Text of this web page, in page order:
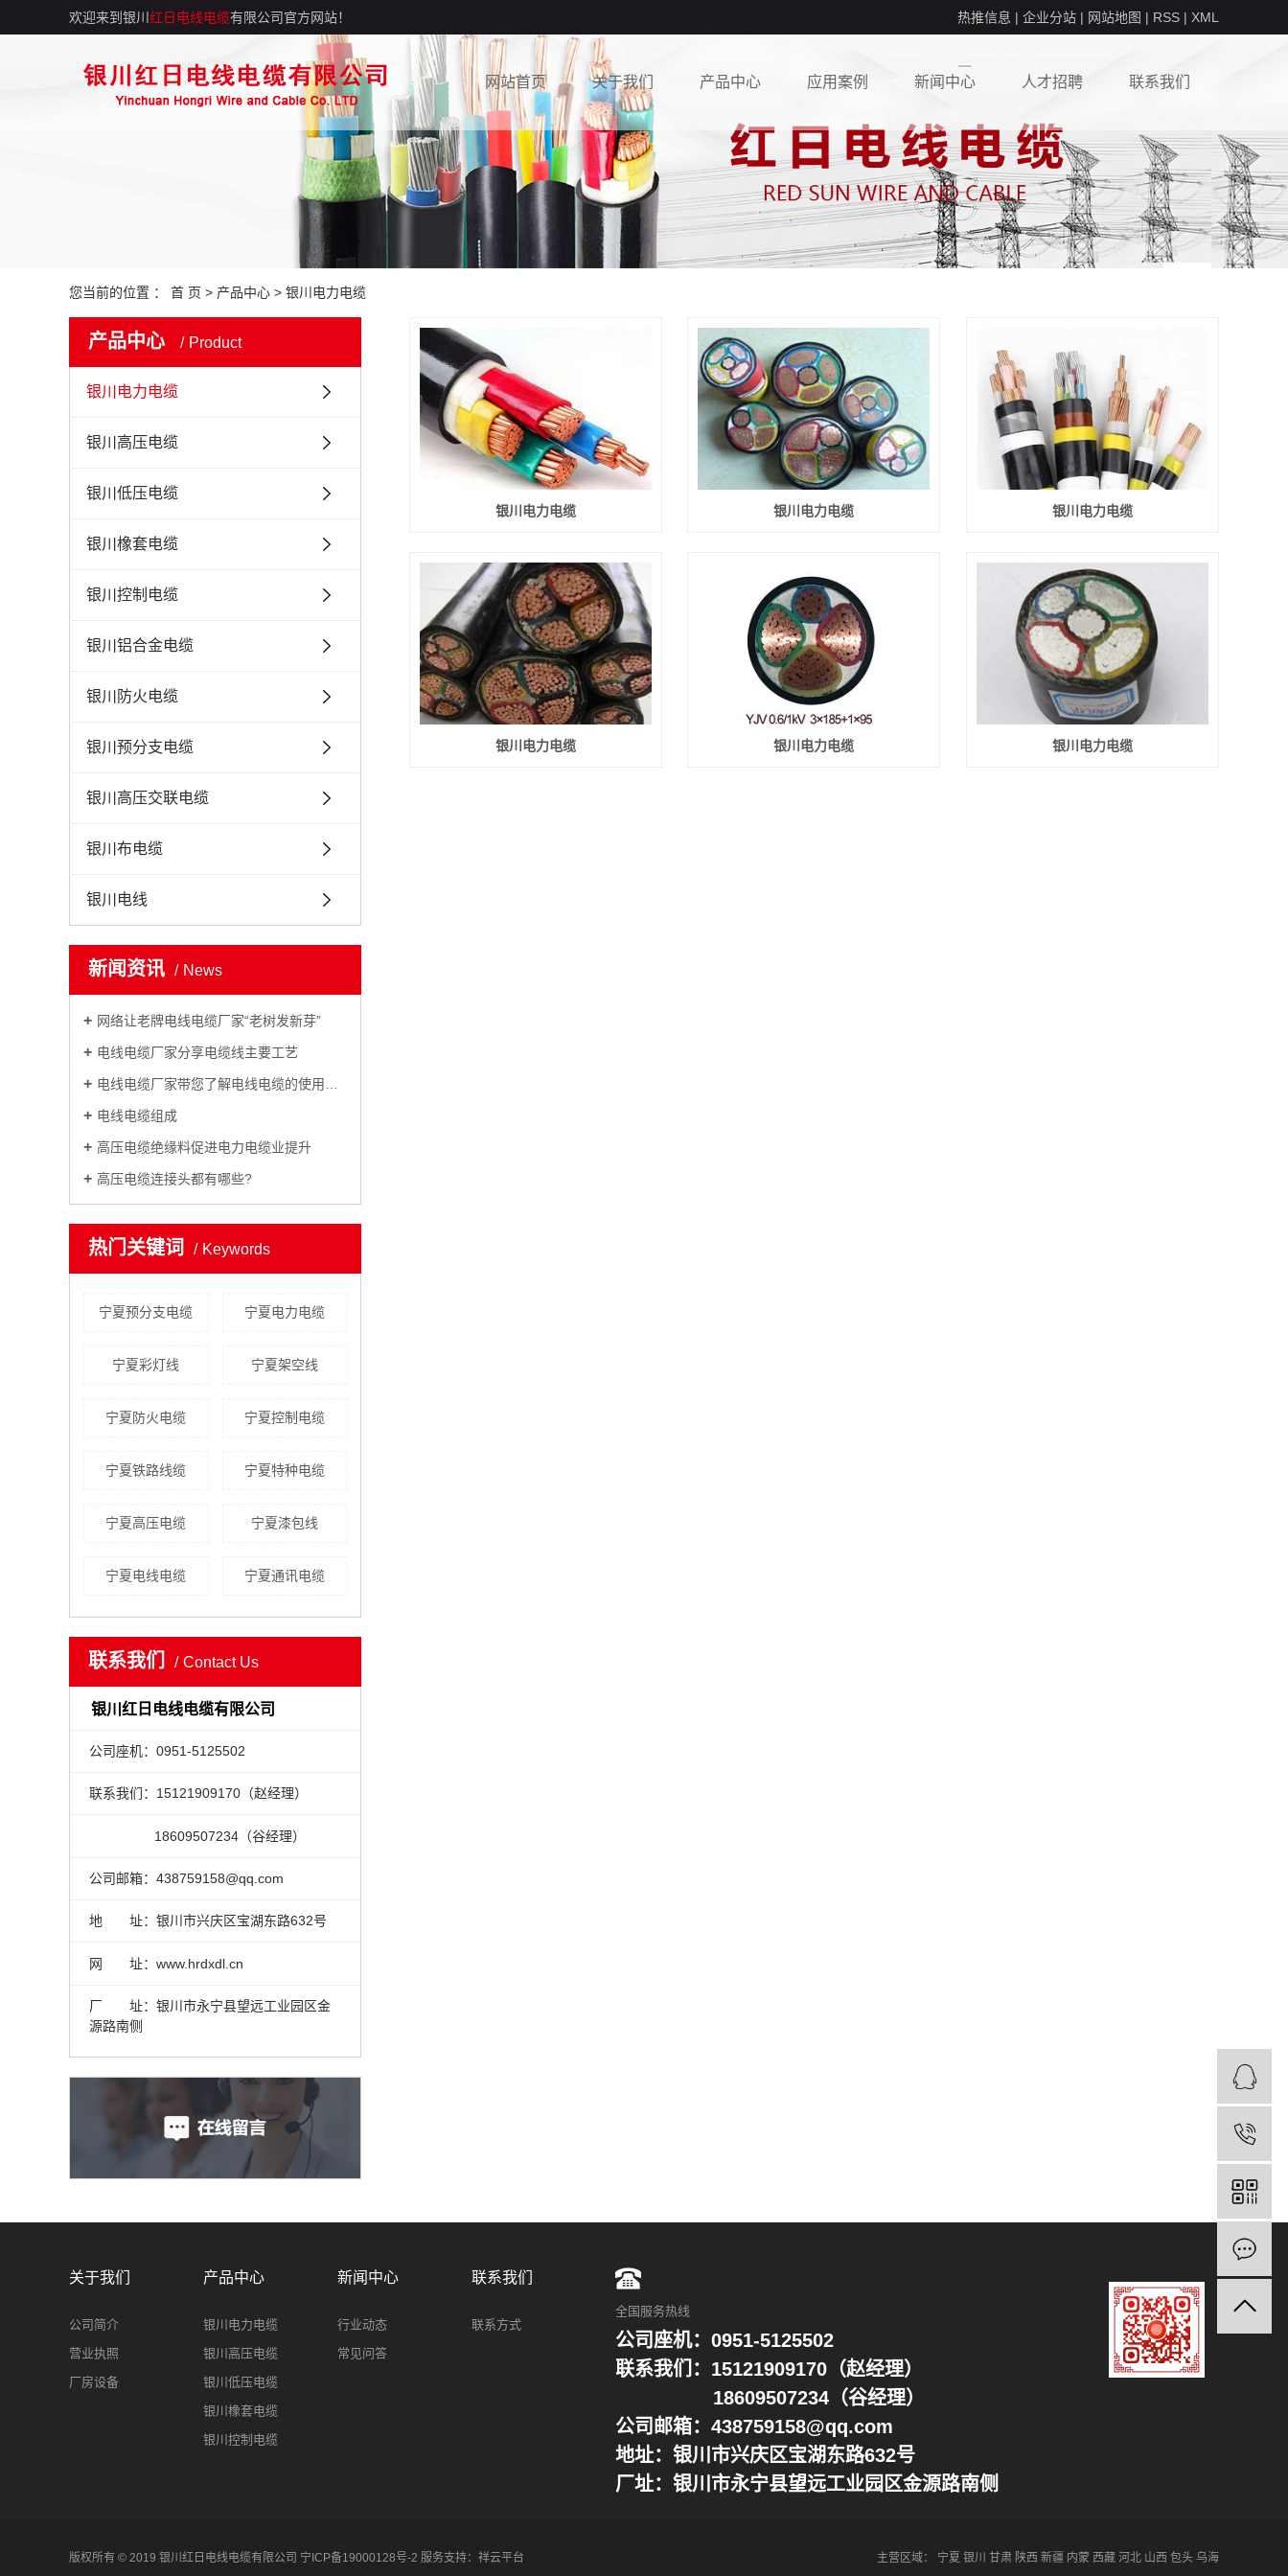
欢迎来到银川 红日电线电缆有限公司官方网站！ 热推信息 | 企业分站 | 网站地图 | RSS | XML
网站首页 关于我们
公司简介
营业执照
厂房设备
产品中心
银川电力电缆
银川高压电缆
银川低压电缆
银川橡套电缆
银川铝合金电缆
银川防火电缆
银川预分支电缆
银川高压交联电缆
银川布电缆
应用案例
工程案例
新闻中心
行业动态
常见问答
人才招聘
校园招聘
社会招聘
联系我们
您当前的位置 ： 首 页 > 产品中心 > 银川电力电缆
产品中心 Product
银川电力电缆
银川高压电缆
银川低压电缆
银川橡套电缆
银川控制电缆
银川铝合金电缆
银川防火电缆
银川预分支电缆
银川高压交联电缆
银川布电缆
银川电线
新闻资讯 News
网络让老牌电线电缆厂家“老树发新芽”
电线电缆厂家分享电缆线主要工艺
电线电缆厂家带您了解电线电缆的使用场所
电线电缆组成
高压电缆绝缘料促进电力电缆业提升
高压电缆连接头都有哪些?
热门关键词 Keywords
宁夏预分支电缆 宁夏电力电缆
宁夏彩灯线 宁夏架空线
宁夏防火电缆 宁夏控制电缆
宁夏铁路线缆 宁夏特种电缆
宁夏高压电缆 宁夏漆包线
宁夏电线电缆 宁夏通讯电缆
联系我们 Contact Us
银川红日电线电缆有限公司
公司座机：0951-5125502
联系我们：15121909170（赵经理）
18609507234（谷经理）
公司邮箱：438759158@qq.com
地 址：银川市兴庆区宝湖东路632号
网 址：www.hrdxdl.cn
厂 址：银川市永宁县望远工业园区金
源路南侧
银川电力电缆 银川电力电缆 银川电力电缆
银川电力电缆 银川电力电缆 银川电力电缆
关于我们
公司简介
营业执照
厂房设备
产品中心
银川电力电缆
银川高压电缆
银川低压电缆
银川橡套电缆
银川控制电缆
新闻中心
行业动态
常见问答
联系我们
联系方式
全国服务热线
公司座机：0951-5125502
联系我们：15121909170（赵经理）
18609507234（谷经理）
公司邮箱：438759158@qq.com
地址：银川市兴庆区宝湖东路632号
厂址：银川市永宁县望远工业园区金源路南侧
版权所有 © 2019 银川红日电线电缆有限公司 宁ICP备19000128号-2 服务支持： 祥云平台 主营区域： 宁夏 银川 甘肃 陕西 新疆 内蒙 西藏 河北 山西 包头 乌海